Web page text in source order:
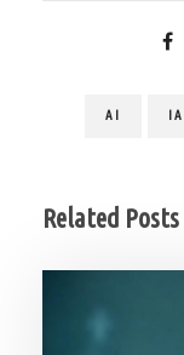
AI IA
Related Posts